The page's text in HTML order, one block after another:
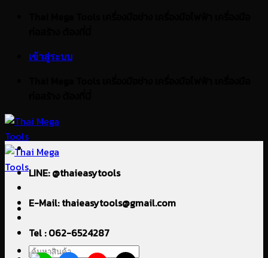
เข้าสู่ระบบ
ค้นหา:
LINE: @thaieasytools
E-Mail: thaieasytools@gmail.com
Tel : 062-6524287